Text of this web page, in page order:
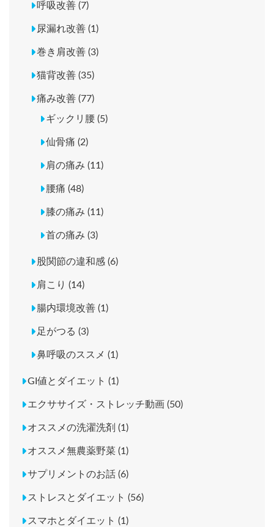
呼吸改善 (7)
尿漏れ改善 (1)
巻き肩改善 (3)
猫背改善 (35)
痛み改善 (77)
ギックリ腰 (5)
仙骨痛 (2)
肩の痛み (11)
腰痛 (48)
膝の痛み (11)
首の痛み (3)
股関節の違和感 (6)
肩こり (14)
腸内環境改善 (1)
足がつる (3)
鼻呼吸のススメ (1)
GI値とダイエット (1)
エクササイズ・ストレッチ動画 (50)
オススメの洗濯洗剤 (1)
オススメ無農薬野菜 (1)
サプリメントのお話 (6)
ストレスとダイエット (56)
スマホとダイエット (1)